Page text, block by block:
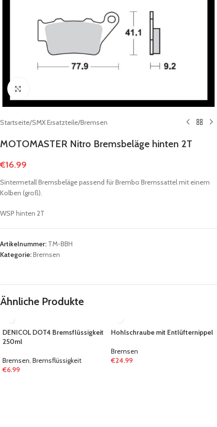
Startseite/SMX Ersatzteile/Bremsen
MOTOMASTER Nitro Bremsbeläge hinten 2T
€16.99
Sintermetall Bremsbeläge passend für Brembo Bremssattel mit einem
Kolben (groß).
WSP hinten 2T
Artikelnummer: TM-BBH
Kategorie:Bremsen
Ähnliche Produkte
DENICOL DOT4 Bremsflüssigkeit
250ml
Bremsen, Bremsflüssigkeit
€6.99
Hohlschraube mit Entlüfternippel
Bremsen
€24.99